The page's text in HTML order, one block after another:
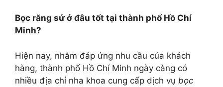
Bọc răng sứ ở đâu tốt tại thành phố Hồ Chí
Minh?
Hiện nay, nhằm đáp ứng nhu cầu của khách
hàng, thành phố Hồ Chí Minh ngày càng có
nhiều địa chỉ nha khoa cung cấp dịch vụ bọc